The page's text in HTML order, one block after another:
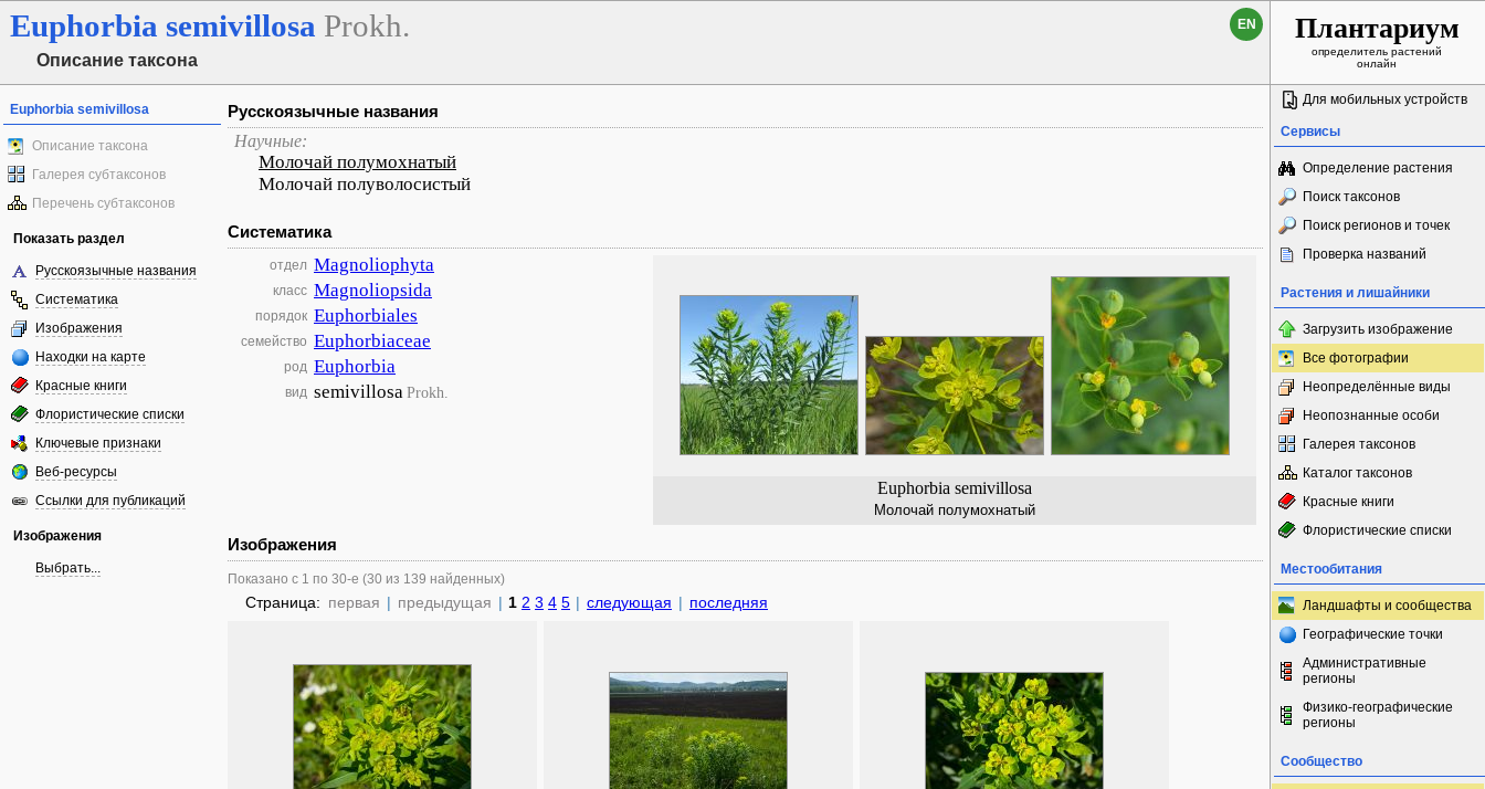
Euphorbia semivillosa Prokh.
Описание таксона
EN Плантариум
определитель растений
онлайн
Euphorbia semivillosa
Описание таксона
Галерея субтаксонов
Перечень субтаксонов
Показать раздел
Русскоязычные названия
Систематика
Изображения
Находки на карте
Красные книги
Флористические списки
Ключевые признаки
Веб-ресурсы
Ссылки для публикаций
Изображения
Выбрать...
Русскоязычные названия
Научные:
Молочай полумохнатый
Молочай полуволосистый
Систематика
Euphorbia semivillosa
Молочай полумохнатый
отдел Magnoliophyta
класс Magnoliopsida
порядок Euphorbiales
семейство Euphorbiaceae
род Euphorbia
вид semivillosaProkh.
Изображения
Показано с 1 по 30-е (30 из 139 найденных)
Страница: первая | предыдущая | 1 2 3 4 5 | следующая | последняя
Для мобильных устройств
Сервисы
Определение растения
Поиск таксонов
Поиск регионов и точек
Проверка названий
Растения и лишайники
Загрузить изображение
Все фотографии
Неопределённые виды
Неопознанные особи
Галерея таксонов
Каталог таксонов
Красные книги
Флористические списки
Местообитания
Ландшафты и сообщества
Географические точки
Административные
регионы
Физико-географические
регионы
Сообщество